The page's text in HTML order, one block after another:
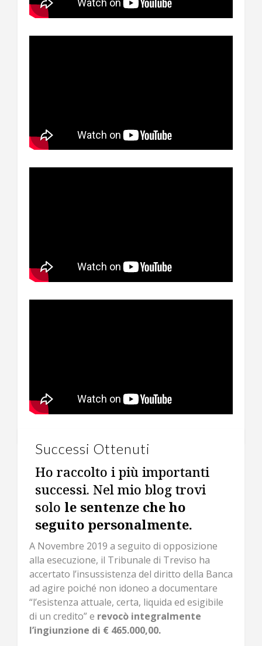
Successi Ottenuti
Ho raccolto i più importanti
successi. Nel mio blog trovi
solo le sentenze che ho
seguito personalmente.
A Novembre 2019 a seguito di opposizione
alla esecuzione, il Tribunale di Treviso ha
accertato l’insussistenza del diritto della Banca
ad agire poiché non idoneo a documentare
“l’esistenza attuale, certa, liquida ed esigibile
di un credito” e revocò integralmente
l’ingiunzione di € 465.000,00.